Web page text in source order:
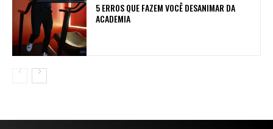
5 ERROS QUE FAZEM VOCÊ DESANIMAR DA
ACADEMIA